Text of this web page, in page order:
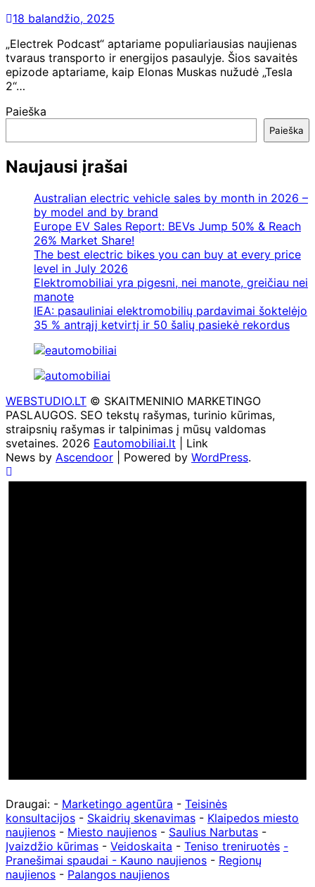
18 balandžio, 2025
„Electrek Podcast“ aptariame populiariausias naujienas
tvaraus transporto ir energijos pasaulyje. Šios savaitės
epizode aptariame, kaip Elonas Muskas nužudė „Tesla
2“…
Paieška
Paieška
Naujausi įrašai
Australian electric vehicle sales by month in 2026 –
by model and by brand
Europe EV Sales Report: BEVs Jump 50% & Reach
26% Market Share!
The best electric bikes you can buy at every price
level in July 2026
Elektromobiliai yra pigesni, nei manote, greičiau nei
manote
IEA: pasauliniai elektromobilių pardavimai šoktelėjo
35 % antrąjį ketvirtį ir 50 šalių pasiekė rekordus
WEBSTUDIO.LT © SKAITMENINIO MARKETINGO
PASLAUGOS. SEO tekstų rašymas, turinio kūrimas,
straipsnių rašymas ir talpinimas į mūsų valdomas
svetaines. 2026 Eautomobiliai.lt | Link
News by Ascendoor | Powered by WordPress.
Draugai: - Marketingo agentūra - Teisinės
konsultacijos - Skaidrių skenavimas - Klaipedos miesto
naujienos - Miesto naujienos - Saulius Narbutas -
Įvaizdžio kūrimas - Veidoskaita - Teniso treniruotės -
Pranešimai spaudai - Kauno naujienos - Regionų
naujienos - Palangos naujienos